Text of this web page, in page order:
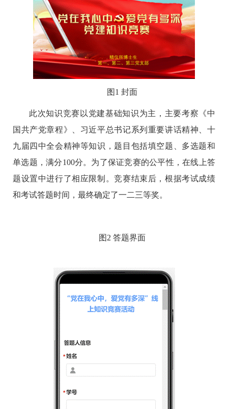
图 1 封面
此次知识竞赛以党建基础知识为主，主要考察《中
国共产党章程》、习近平总书记系列重要讲话精神、十
九届四中全会精神等知识，题目包括填空题、多选题和
单选题，满分100分。为了保证竞赛的公平性，在线上答
题设置中进行了相应限制。竞赛结束后，根据考试成绩
和考试答题时间，最终确定了一二三等奖。
图 2 答题界面